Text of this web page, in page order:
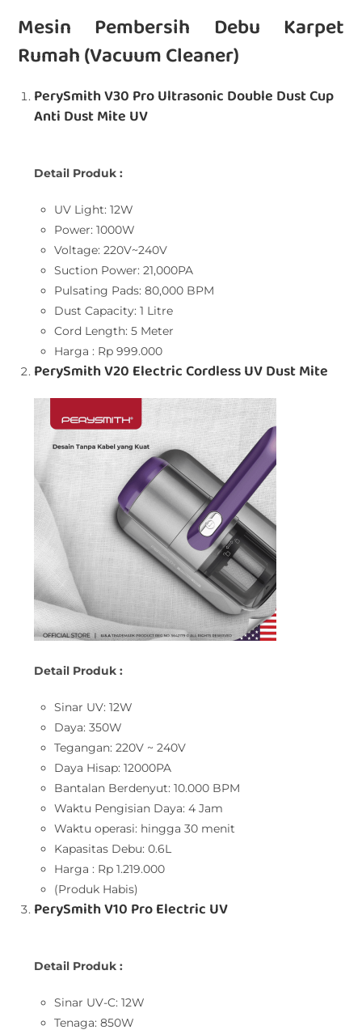
Mesin Pembersih Debu Karpet
Rumah (Vacuum Cleaner)
PerySmith V30 Pro Ultrasonic Double Dust Cup
Anti Dust Mite UV
Detail Produk :
UV Light: 12W
Power: 1000W
Voltage: 220V~240V
Suction Power: 21,000PA
Pulsating Pads: 80,000 BPM
Dust Capacity: 1 Litre
Cord Length: 5 Meter
Harga : Rp 999.000
PerySmith V20 Electric Cordless UV Dust Mite
Detail Produk :
Sinar UV: 12W
Daya: 350W
Tegangan: 220V ~ 240V
Daya Hisap: 12000PA
Bantalan Berdenyut: 10.000 BPM
Waktu Pengisian Daya: 4 Jam
Waktu operasi: hingga 30 menit
Kapasitas Debu: 0.6L
Harga : Rp 1.219.000
(Produk Habis)
PerySmith V10 Pro Electric UV
Detail Produk :
Sinar UV-C: 12W
Tenaga: 850W